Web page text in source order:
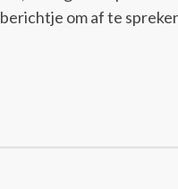
berichtje om af te